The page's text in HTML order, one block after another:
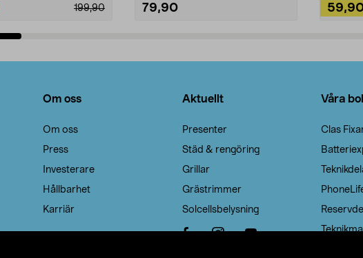
199,90 79,90
Om oss
Om oss
Press
Investerare
Hållbarhet
Karriär
Aktuellt
Presenter
Städ & rengöring
Grillar
Grästrimmer
Solcellsbelysning
Våra
Clas